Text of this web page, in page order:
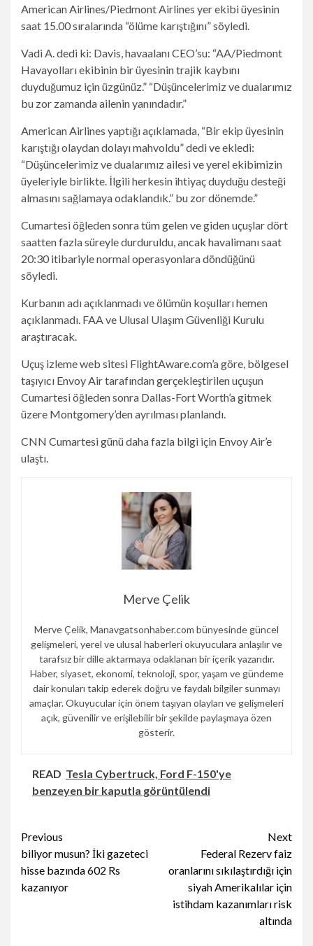
American Airlines/Piedmont Airlines yer ekibi üyesinin
saat 15.00 sıralarında “ölüme karıştığını” söyledi.
Vadi A. dedi ki: Davis, havaalanı CEO’su: “AA/Piedmont
Havayolları ekibinin bir üyesinin trajik kaybını
duyduğumuz için üzgünüz.” “Düşüncelerimiz ve dualarımız
bu zor zamanda ailenin yanındadır.”
American Airlines yaptığı açıklamada, “Bir ekip üyesinin
karıştığı olaydan dolayı mahvoldu” dedi ve ekledi:
“Düşüncelerimiz ve dualarımız ailesi ve yerel ekibimizin
üyeleriyle birlikte. İlgili herkesin ihtiyaç duyduğu desteği
almasını sağlamaya odaklandık.” bu zor dönemde.”
Cumartesi öğleden sonra tüm gelen ve giden uçuşlar dört
saatten fazla süreyle durduruldu, ancak havalimanı saat
20:30 itibariyle normal operasyonlara döndüğünü
söyledi.
Kurbanın adı açıklanmadı ve ölümün koşulları hemen
açıklanmadı. FAA ve Ulusal Ulaşım Güvenliği Kurulu
araştıracak.
Uçuş izleme web sitesi FlightAware.com’a göre, bölgesel
taşıyıcı Envoy Air tarafından gerçekleştirilen uçuşun
Cumartesi öğleden sonra Dallas-Fort Worth’a gitmek
üzere Montgomery’den ayrılması planlandı.
CNN Cumartesi günü daha fazla bilgi için Envoy Air’e
ulaştı.
Merve Çelik
Merve Çelik, Manavgatsonhaber.com bünyesinde güncel
gelişmeleri, yerel ve ulusal haberleri okuyuculara anlaşılır ve
tarafsız bir dille aktarmaya odaklanan bir içerik yazarıdır.
Haber, siyaset, ekonomi, teknoloji, spor, yaşam ve gündeme
dair konuları takip ederek doğru ve faydalı bilgiler sunmayı
amaçlar. Okuyucular için önem taşıyan olayları ve gelişmeleri
açık, güvenilir ve erişilebilir bir şekilde paylaşmaya özen
gösterir.
READ Tesla Cybertruck, Ford F-150'ye
benzeyen bir kaputla görüntülendi
Continue
Reading
Previous
biliyor musun? İki gazeteci
hisse bazında 602 Rs
kazanıyor
Next
Federal Rezerv faiz
oranlarını sıkılaştırdığı için
siyah Amerikalılar için
istihdam kazanımları risk
altında